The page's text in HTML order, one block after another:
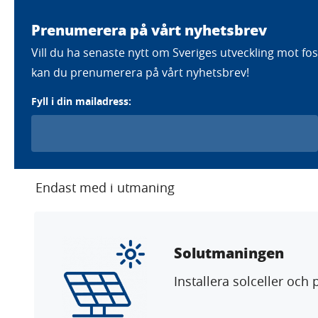
Färdplaner Strategier
Sparbanken Syd
Endast med i utmaning
Solutmaningen
Installera solceller och
Prenumerera på vårt nyhetsbrev
Vill du ha senaste nytt om Sveriges utveckling mot
kan du prenumerera på vårt nyhetsbrev!
Fyll i din mailadress: